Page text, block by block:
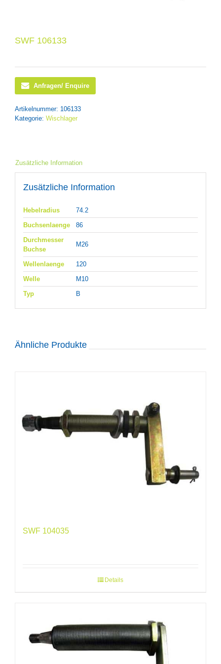
SWF 106133
Anfragen/ Enquire
Artikelnummer: 106133
Kategorie: Wischlager
Zusätzliche Information
Zusätzliche Information
Hebelradius
74.2
Buchsenlaenge
86
Durchmesser
Buchse
M26
Wellenlaenge
120
Welle
M10
Typ
B
Ähnliche Produkte
SWF 104035
Details